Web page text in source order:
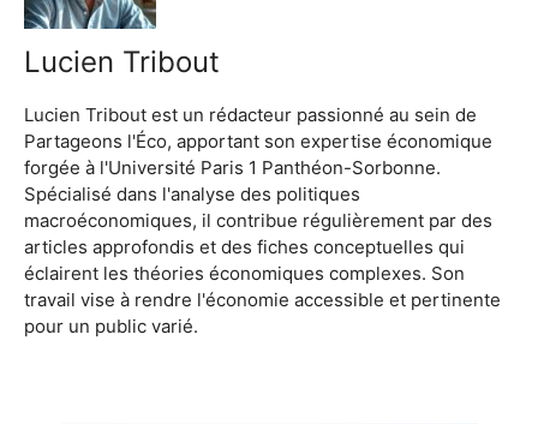
Lucien Tribout
Lucien Tribout est un rédacteur passionné au sein de
Partageons l'Éco, apportant son expertise économique
forgée à l'Université Paris 1 Panthéon-Sorbonne.
Spécialisé dans l'analyse des politiques
macroéconomiques, il contribue régulièrement par des
articles approfondis et des fiches conceptuelles qui
éclairent les théories économiques complexes. Son
travail vise à rendre l'économie accessible et pertinente
pour un public varié.